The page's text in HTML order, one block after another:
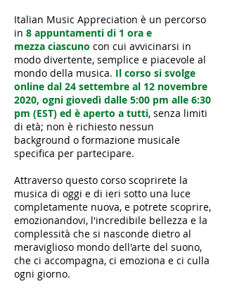
Italian Music Appreciation è un percorso
in 8 appuntamenti di 1 ora e
mezza ciascuno con cui avvicinarsi in
modo divertente, semplice e piacevole al
mondo della musica. Il corso si svolge
online dal 24 settembre al 12 novembre
2020, ogni giovedì dalle 5:00 pm alle 6:30
pm (EST) ed è aperto a tutti, senza limiti
di età; non è richiesto nessun
background o formazione musicale
specifica per partecipare.
Attraverso questo corso scoprirete la
musica di oggi e di ieri sotto una luce
completamente nuova, e potrete scoprire,
emozionandovi, l'incredibile bellezza e la
complessità che si nasconde dietro al
meraviglioso mondo dell'arte del suono,
che ci accompagna, ci emoziona e ci culla
ogni giorno.